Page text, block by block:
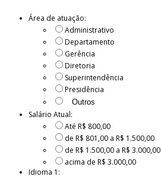
Área de atuação:
Administrativo
Departamento
Gerência
Diretoria
Superintendência
Presidência
Salário Atual:
Até R$ 800,00
de R$ 801,00 a R$ 1.500,00
de R$ 1.500,00 a R$ 3.000,00
acima de R$ 3.000,00
Idioma 1: